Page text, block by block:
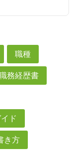
職種
務経歴書
ド
き方